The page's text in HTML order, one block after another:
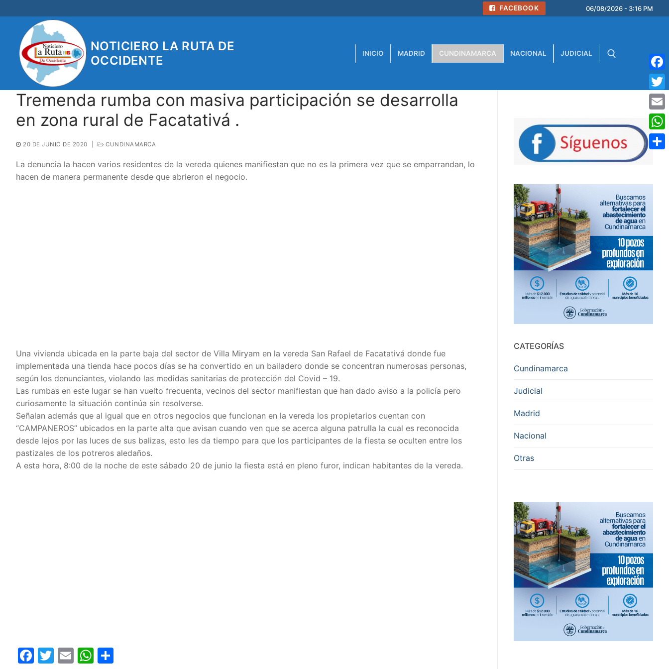
al
contenido
FACEBOOK 06/08/2026 - 3:16 PM
NOTICIERO LA RUTA DE
OCCIDENTE
INICIO MADRID CUNDINAMARCA NACIONAL JUDICIAL
Tremenda rumba con masiva participación se desarrolla
en zona rural de Facatativá .
20 DE JUNIO DE 2020 CUNDINAMARCA
La denuncia la hacen varios residentes de la vereda quienes manifiestan que no es la primera vez que se emparrandan, lo
hacen de manera permanente desde que abrieron el negocio.
Una vivienda ubicada en la parte baja del sector de Villa Miryam en la vereda San Rafael de Facatativá donde fue
implementada una tienda hace pocos días se ha convertido en un bailadero donde se concentran numerosas personas,
según los denunciantes, violando las medidas sanitarias de protección del Covid – 19.
Las rumbas en este lugar se han vuelto frecuenta, vecinos del sector manifiestan que han dado aviso a la policía pero
curiosamente la situación continúa sin resolverse.
Señalan además que al igual que en otros negocios que funcionan en la vereda los propietarios cuentan con
“CAMPANEROS” ubicados en la parte alta que avisan cuando ven que se acerca alguna patrulla la cual es reconocida
desde lejos por las luces de sus balizas, esto les da tiempo para que los participantes de la fiesta se oculten entre los
pastizales de los potreros aledaños.
A esta hora, 8:00 de la noche de este sábado 20 de junio la fiesta está en pleno furor, indican habitantes de la vereda.
Facebook
Twitter
EmailWhatsApp
CATEGORÍAS
Cundinamarca
Judicial
Madrid
Nacional
Otras
Email